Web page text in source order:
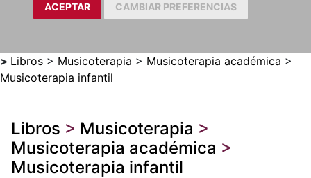
ACEPTAR CAMBIAR PREFERENCIAS
> Libros > Musicoterapia > Musicoterapia académica >
Musicoterapia infantil
Libros > Musicoterapia >
Musicoterapia académica >
Musicoterapia infantil